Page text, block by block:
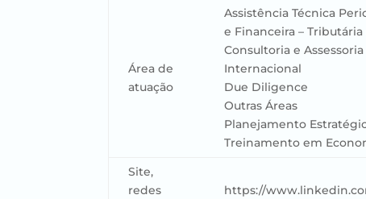
Área de
atuação
Assistência Técnica
e Financeira – Tributária
Consultoria e
Internacional
Due Diligence
Outras Áreas
Planejamento
Treinamento em
Site,
redes
https://